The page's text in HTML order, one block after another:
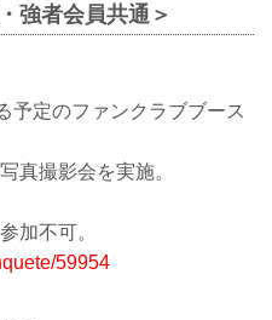
強者会員共通＞
予定のファンクラブブース
真撮影会を実施。
加不可。
59954